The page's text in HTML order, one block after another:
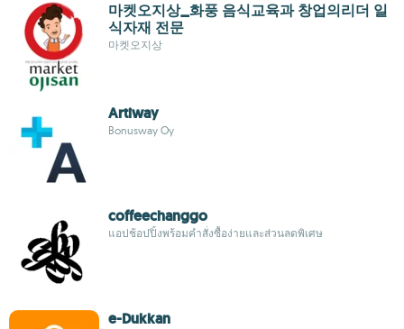
마켓오지상_화풍 음식교육과 창업의리더 일
식자재 전문
마켓오지상
Artiway
Bonusway Oy
coffeechanggo
แอปช้อปปิ้งพร้อมคำสั่งซื้อง่ายและส่วนลดพิเศษ
e-Dukkan